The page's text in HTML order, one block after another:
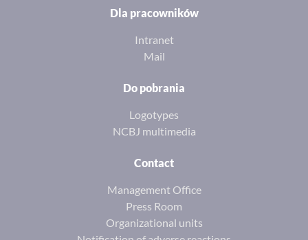
Dla pracowników
Intranet
Mail
Do pobrania
Logotypes
NCBJ multimedia
Contact
Management Office
Press Room
Organizational units